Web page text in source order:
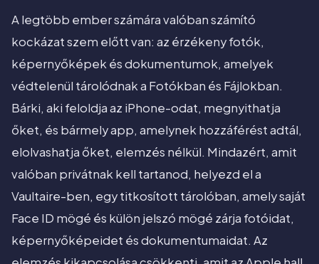
A legtöbb ember számára valóban számító
kockázat szem előtt van: az érzékeny fotók,
képernyőképek és dokumentumok, amelyek
védtelenül tárolódnak a Fotókban és Fájlokban.
Bárki, aki feloldja az iPhone-odat, megnyithatja
őket, és bármely app, amelynek hozzáférést adtál,
elolvashatja őket, elemzés nélkül. Mindazért, amit
valóban privátnak kell tartanod, helyezd el a
Vaultaire-ben, egy titkosított tárolóban, amely saját
Face ID mögé és külön jelszó mögé zárja fotóidat,
képernyőképeidet és dokumentumaidat. Az